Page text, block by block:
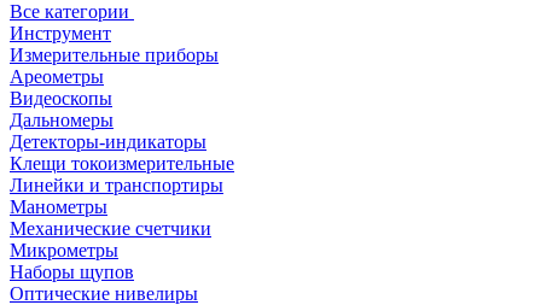
Все категории
Инструмент
Измерительные приборы
Ареометры
Видеоскопы
Дальномеры
Детекторы-индикаторы
Клещи токоизмерительные
Линейки и транспортиры
Манометры
Механические счетчики
Микрометры
Наборы щупов
Оптические нивелиры